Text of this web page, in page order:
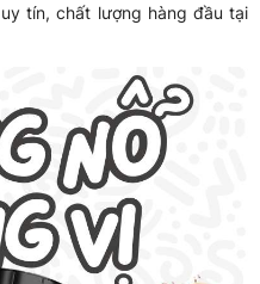
tín, chất lượng hàng đầu tại